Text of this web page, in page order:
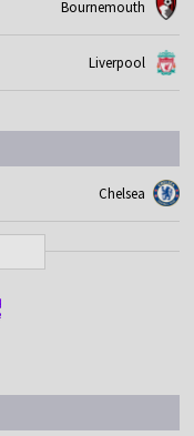
Bournemouth
Liverpool
Chelsea